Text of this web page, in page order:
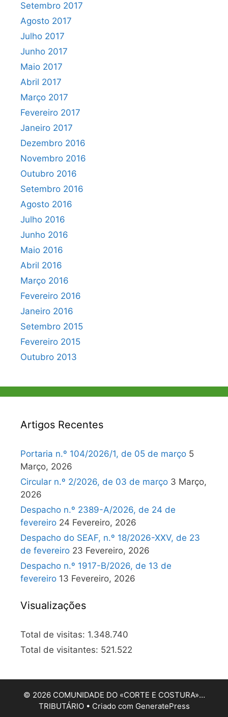
Setembro 2017
Agosto 2017
Julho 2017
Junho 2017
Maio 2017
Abril 2017
Março 2017
Fevereiro 2017
Janeiro 2017
Dezembro 2016
Novembro 2016
Outubro 2016
Setembro 2016
Agosto 2016
Julho 2016
Junho 2016
Maio 2016
Abril 2016
Março 2016
Fevereiro 2016
Janeiro 2016
Setembro 2015
Fevereiro 2015
Outubro 2013
Artigos Recentes
Portaria n.º 104/2026/1, de 05 de março 5
Março, 2026
Circular n.º 2/2026, de 03 de março 3 Março,
2026
Despacho n.º 2389-A/2026, de 24 de
fevereiro 24 Fevereiro, 2026
Despacho do SEAF, n.º 18/2026-XXV, de 23
de fevereiro 23 Fevereiro, 2026
Despacho n.º 1917-B/2026, de 13 de
fevereiro 13 Fevereiro, 2026
Visualizações
Total de visitas: 1.348.740
Total de visitantes: 521.522
© 2026 COMUNIDADE DO «CORTE E COSTURA»…
TRIBUTÁRIO• Criado com GeneratePress